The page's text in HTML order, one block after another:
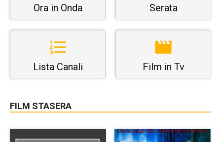
Ora in Onda Serata
Lista Canali Film in Tv
FILM STASERA